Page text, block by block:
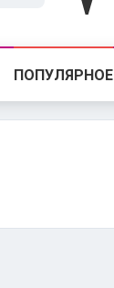
ПОПУЛЯРНОЕ